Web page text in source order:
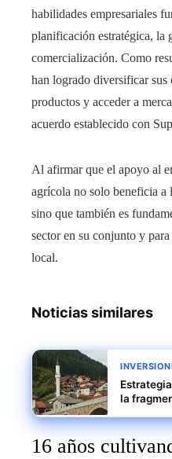
habilidades empresariales
planificación estratégica, la
comercialización. Como
han logrado diversificar sus
productos y acceder a
acuerdo establecido con
Al afirmar que el apoyo al
agrícola no solo beneficia a
sino que también es
sector en su conjunto y
local.
Noticias similares
la
inversión
16 años